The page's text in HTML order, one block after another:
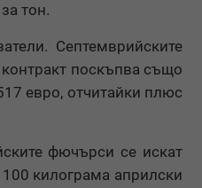
тон.
Септемврийските
поскъпва също
евро, отчитайки плюс
фючърси се искат
килограма априлски